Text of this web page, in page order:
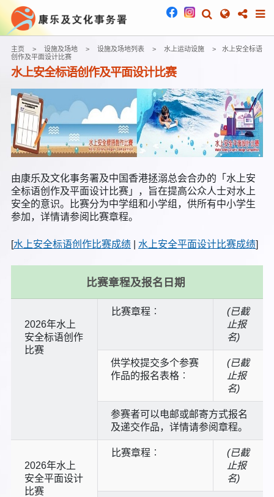
主页 设施及场地 设施及场地列表 水上运动设施
水上安全标语
创作及平面设计比赛
水上安全标语创作及平面设计比赛
由康乐及文化事务署及中国香港拯溺总会合办的「水上安
全标语创作及平面设计比赛」，旨在提高公众人士对水上
安全的意识。比赛分为中学组和小学组，供所有中小学生
参加，详情请参阅比赛章程。
[水上安全标语创作比赛成绩 水上安全平面设计比赛成绩]
比赛章程及报名日期
2026年水上
安全标语创作
比赛
比赛章程︰
(已截
止报
名)
供学校提交多个参赛
作品的报名表格︰
(已截
止报
名)
参赛者可以电邮或邮寄方式报名
及递交作品，详情请参阅章程。
2026年水上
安全平面设计
比赛
比赛章程︰
(已截
止报
名)